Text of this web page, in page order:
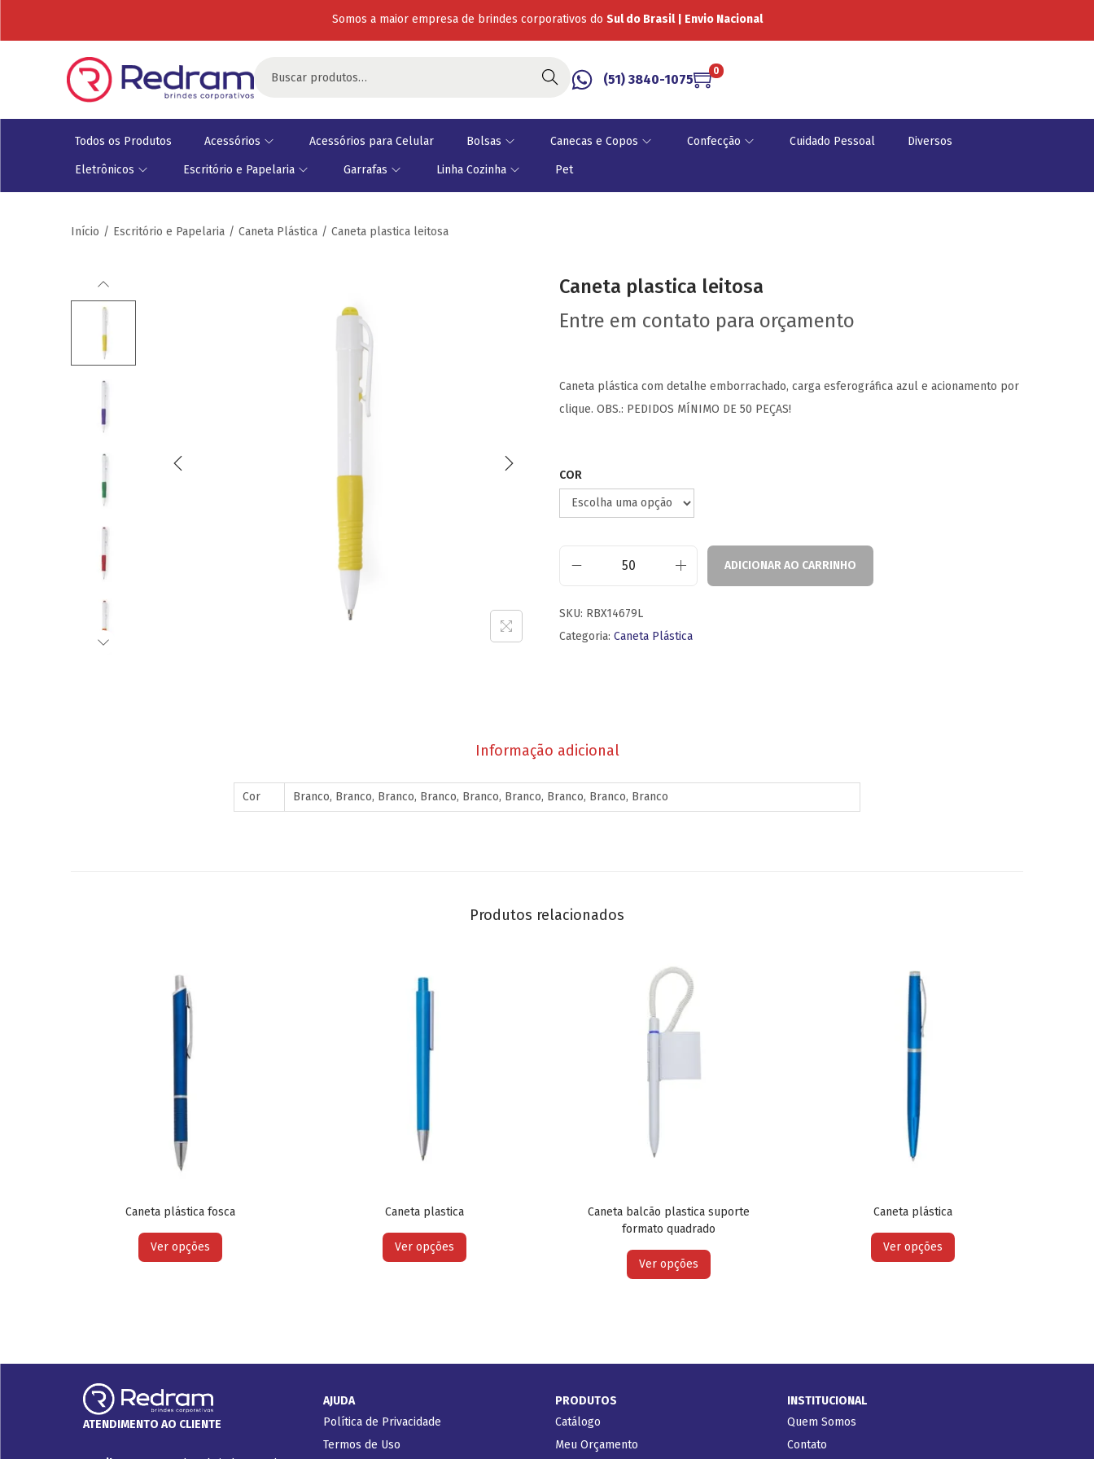
Somos a maior empresa de brindes corporativos do Sul do Brasil | Envio Nacional
Buscar (51) 3840-1075
0
Todos os Produtos Acessórios Acessórios para Celular Bolsas Canecas e Copos Confecção Cuidado Pessoal Diversos
Eletrônicos Escritório e Papelaria Garrafas Linha Cozinha Pet
Início / Escritório e Papelaria / Caneta Plástica / Caneta plastica leitosa
Caneta plastica leitosa
Entre em contato para orçamento
Caneta plástica com detalhe emborrachado, carga esferográfica azul e acionamento por
clique. OBS.: PEDIDOS MÍNIMO DE 50 PEÇAS!
COR
ADICIONAR AO CARRINHO
SKU: RBX14679L
Categoria: Caneta Plástica
Informação adicional
Cor Branco, Branco, Branco, Branco, Branco, Branco, Branco, Branco, Branco
Produtos relacionados
Caneta plástica fosca
Ver opções
Caneta plastica
Ver opções
Caneta balcão plastica suporte
formato quadrado
Ver opções
Caneta plástica
Ver opções
ATENDIMENTO AO CLIENTE
AJUDA
Política de Privacidade
Termos de Uso
PRODUTOS
Catálogo
Meu Orçamento
INSTITUCIONAL
Quem Somos
Contato